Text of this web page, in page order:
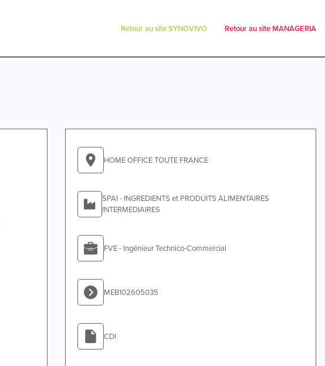
Retour au site SYNOVIVO Retour au site MANAGERIA
HOME OFFICE TOUTE FRANCE
SPAI - INGREDIENTS et PRODUITS ALIMENTAIRES
INTERMEDIAIRES
FVE - Ingénieur Technico-Commercial
MEB102605035
CDI